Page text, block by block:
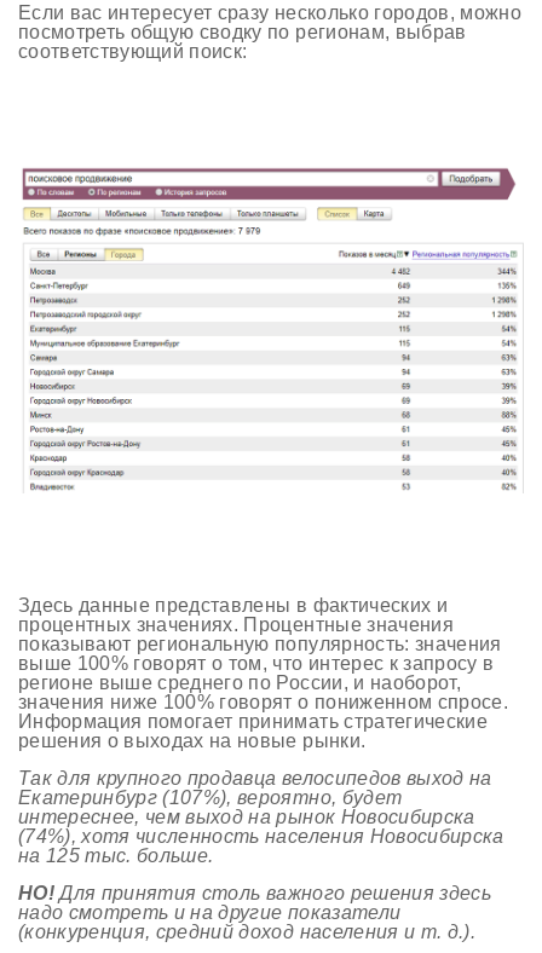
Если вас интересует сразу несколько городов, можно
посмотреть общую сводку по регионам, выбрав
соответствующий поиск:
Здесь данные представлены в фактических и
процентных значениях. Процентные значения
показывают региональную популярность: значения
выше 100% говорят о том, что интерес к запросу в
регионе выше среднего по России, и наоборот,
значения ниже 100% говорят о пониженном спросе.
Информация помогает принимать стратегические
решения о выходах на новые рынки.
Так для крупного продавца велосипедов выход на
Екатеринбург (107%), вероятно, будет
интереснее, чем выход на рынок Новосибирска
(74%), хотя численность населения Новосибирска
на 125 тыс. больше.
НО!Для принятия столь важного решения здесь
надо смотреть и на другие показатели
(конкуренция, средний доход населения и т. д.).